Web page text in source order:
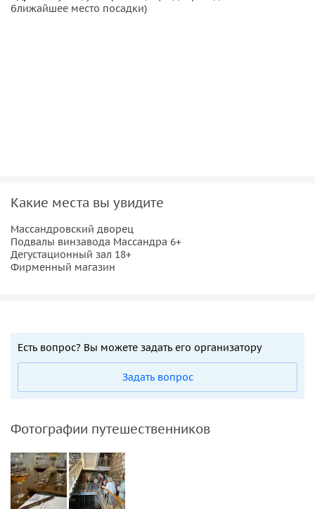
ближайшее место посадки)
Какие места вы увидите
Массандровский дворец
Подвалы винзавода Массандра 6+
Дегустационный зал 18+
Фирменный магазин
Есть вопрос? Вы можете задать его организатору
Задать вопрос
Фотографии путешественников